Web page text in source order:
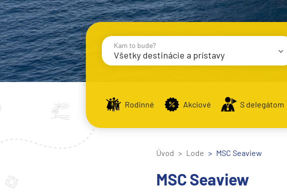
Kam to bude?
Všetky destinácie a prístavy
Stredomorie
Východné Stredomorie
Rodinné Akciové S delegátom
Úvod Lode MSC Seaview
MSC Seaview